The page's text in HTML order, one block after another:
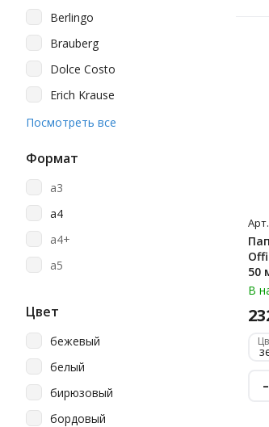
Berlingo
Brauberg
Dolce Costo
Erich Krause
Esselte
Посмотреть все
Формат
a3
a4
a4+
a5
Цвет
бежевый
белый
бирюзовый
бордовый
Арт.
50
В
-